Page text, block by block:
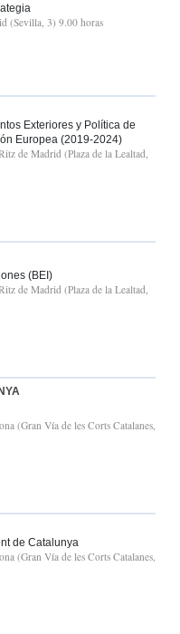
(Sevilla, 3) 9.00 horas
Exteriores y Política de
Europea (2019-2024)
de Madrid (Plaza de la Lealtad,
(BEI)
de Madrid (Plaza de la Lealtad,
(Gran Vía de les Corts Catalanes,
de Catalunya
(Gran Vía de les Corts Catalanes,